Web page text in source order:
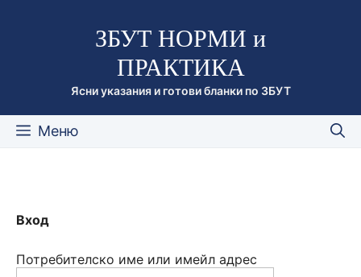
съдържаниетоЗБУТ НОРМИ и
ПРАКТИКА
Ясни указания и готови бланки по ЗБУТ
Меню
Вход
Потребителско име или имейл адрес